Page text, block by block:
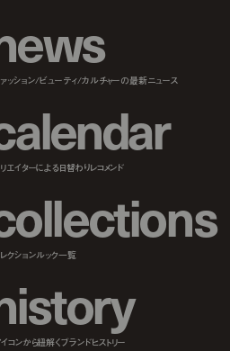
ews
ッション/ビューティ/カルチャーの最新ニュース
alendar
エイターによる日替わりレコメンド
ollections
クションルック一覧
istory
コンから紐解くブランドヒストリー